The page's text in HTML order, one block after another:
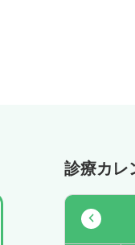
診療カレ